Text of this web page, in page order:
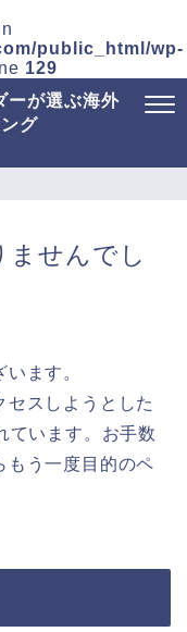
public_html/wp-
129
ーが選ぶ海外
グ
ませんでし
ます。
セスしようとした
ています。お手数
もう一度目的のペ